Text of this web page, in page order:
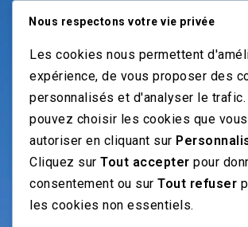
Nous respectons votre vie privée
Les cookies nous permettent
expérience, de vous proposer des
personnalisés et d'analyser le trafic.
pouvez choisir les cookies que
autoriser en cliquant sur
Cliquez sur Tout accepter pour
consentement ou sur Tout refuser
les cookies non essentiels.